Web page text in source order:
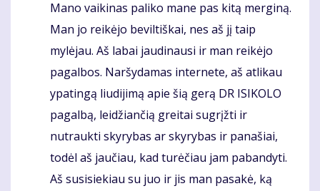
Komentaras
Mano vaikinas paliko mane pas kitą merginą.
Man jo reikėjo beviltiškai, nes aš jį taip
mylėjau. Aš labai jaudinausi ir man reikėjo
pagalbos. Naršydamas internete, aš atlikau
ypatingą liudijimą apie šią gerą DR ISIKOLO
pagalbą, leidžiančią greitai sugrįžti ir
nutraukti skyrybas ar skyrybas ir panašiai,
todėl aš jaučiau, kad turėčiau jam pabandyti.
Aš susisiekiau su juo ir jis man pasakė, ką